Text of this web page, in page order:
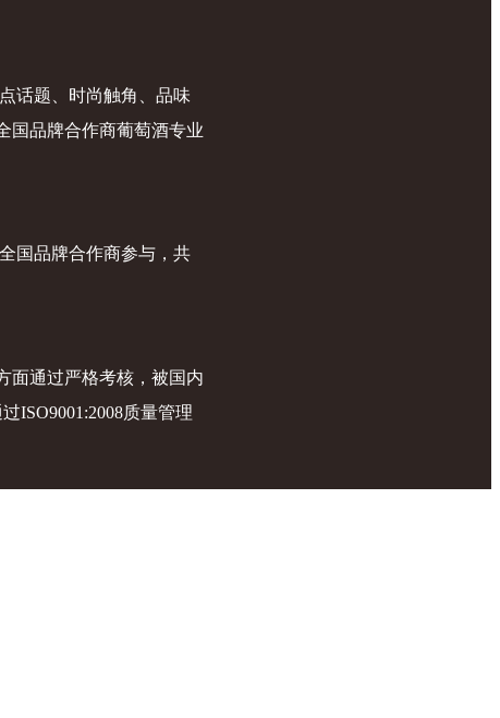
话题、时尚触角、品味
国品牌合作商葡萄酒专业
国品牌合作商参与，共
面通过严格考核，被国内
ISO9001:2008质量管理